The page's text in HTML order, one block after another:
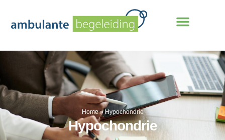
Home»Hypochondrie
Hypochondrie